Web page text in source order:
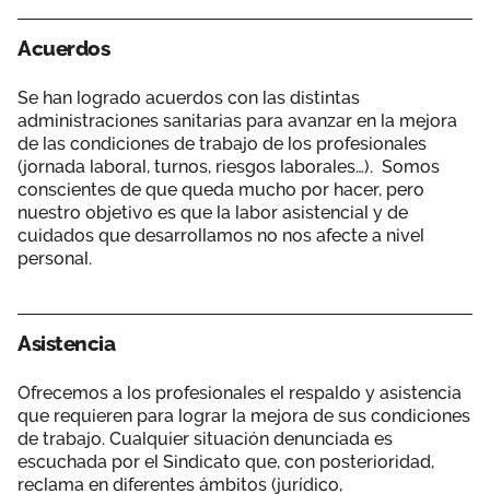
Acuerdos
Se han logrado acuerdos con las distintas
administraciones sanitarias para avanzar en la mejora
de las condiciones de trabajo de los profesionales
(jornada laboral, turnos, riesgos laborales…). Somos
conscientes de que queda mucho por hacer, pero
nuestro objetivo es que la labor asistencial y de
cuidados que desarrollamos no nos afecte a nivel
personal.
Asistencia
Ofrecemos a los profesionales el respaldo y asistencia
que requieren para lograr la mejora de sus condiciones
de trabajo. Cualquier situación denunciada es
escuchada por el Sindicato que, con posterioridad,
reclama en diferentes ámbitos (jurídico,